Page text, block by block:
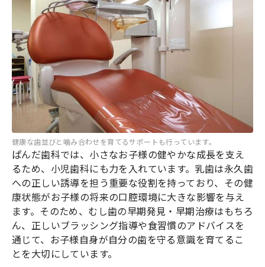
健康な歯並びと噛み合わせを育てるサポートも行っています。
ぱんだ歯科では、小さなお子様の健やかな成長を支え
るため、小児歯科にも力を入れています。乳歯は永久歯
への正しい誘導を担う重要な役割を持っており、その健
康状態がお子様の将来の口腔環境に大きな影響を与え
ます。そのため、むし歯の早期発見・早期治療はもちろ
ん、正しいブラッシング指導や食習慣のアドバイスを
通じて、お子様自身が自分の歯を守る意識を育てるこ
とを大切にしています。